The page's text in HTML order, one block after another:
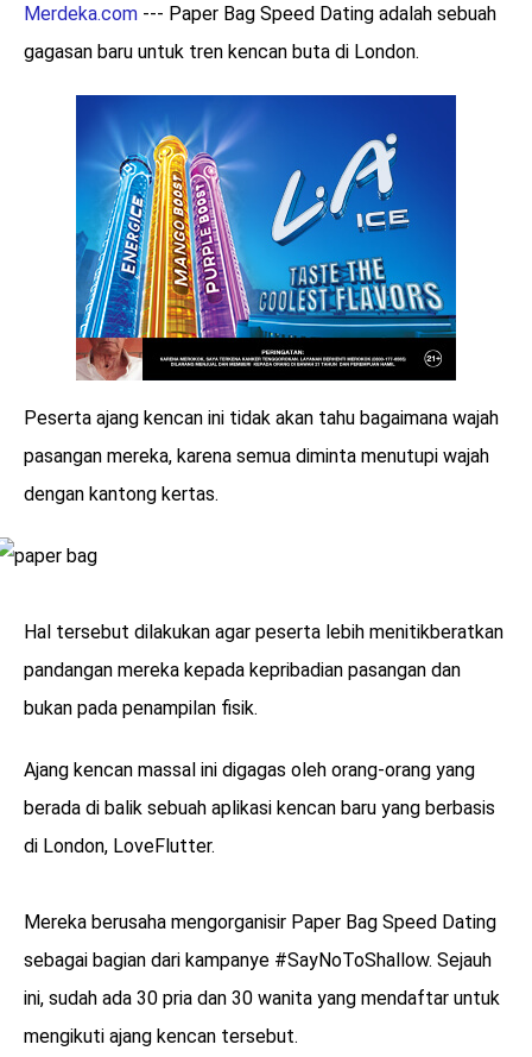
Merdeka.com --- Paper Bag Speed Dating adalah sebuah
gagasan baru untuk tren kencan buta di London.
Peserta ajang kencan ini tidak akan tahu bagaimana wajah
pasangan mereka, karena semua diminta menutupi wajah
dengan kantong kertas.
Hal tersebut dilakukan agar peserta lebih menitikberatkan
pandangan mereka kepada kepribadian pasangan dan
bukan pada penampilan fisik.
Ajang kencan massal ini digagas oleh orang-orang yang
berada di balik sebuah aplikasi kencan baru yang berbasis
di London, LoveFlutter.
Mereka berusaha mengorganisir Paper Bag Speed Dating
sebagai bagian dari kampanye #SayNoToShallow. Sejauh
ini, sudah ada 30 pria dan 30 wanita yang mendaftar untuk
mengikuti ajang kencan tersebut.